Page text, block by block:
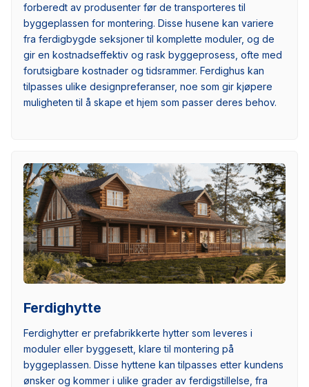
forberedt av produsenter før de transporteres til
byggeplassen for montering. Disse husene kan variere
fra ferdigbygde seksjoner til komplette moduler, og de
gir en kostnadseffektiv og rask byggeprosess, ofte med
forutsigbare kostnader og tidsrammer. Ferdighus kan
tilpasses ulike designpreferanser, noe som gir kjøpere
muligheten til å skape et hjem som passer deres behov.
Ferdighytte
Ferdighytter er prefabrikkerte hytter som leveres i
moduler eller byggesett, klare til montering på
byggeplassen. Disse hyttene kan tilpasses etter kundens
ønsker og kommer i ulike grader av ferdigstillelse, fra